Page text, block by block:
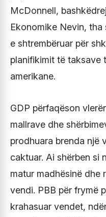
McDonnell,
Ekonomike Nevin,
e shtrembëruar për
planifikimit të taksave
amerikane.
GDP përfaqëson
mallrave dhe
prodhuara brenda një
caktuar. Ai shërben si
matur madhësinë dhe
vendi. PBB për frymë
krahasuar vendet,